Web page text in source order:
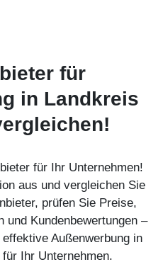
für
in Landkreis
für Ihr Unternehmen!
aus und vergleichen Sie
prüfen Sie Preise,
und Kundenbewertungen –
Außenwerbung in
Ihr Unternehmen.